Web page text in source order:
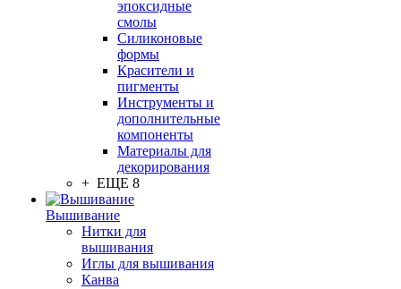
эпоксидные
смолы
Силиконовые
формы
Красители и
пигменты
Инструменты и
дополнительные
компоненты
Материалы для
декорирования
+ ЕЩЕ 8
Вышивание
Нитки для
вышивания
Иглы для вышивания
Канва